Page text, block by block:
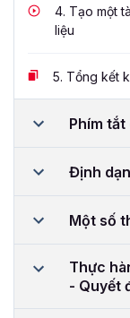
4. Tạo một
liệu
5. Tổng kết
Phím tắt
Định
Một số
Thực
- Quyết